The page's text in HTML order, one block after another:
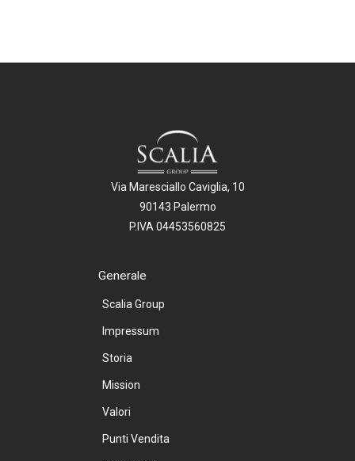
Via Maresciallo Caviglia, 10
90143 Palermo
P.IVA 04453560825
Generale
Scalia Group
Impressum
Storia
Mission
Valori
Punti Vendita